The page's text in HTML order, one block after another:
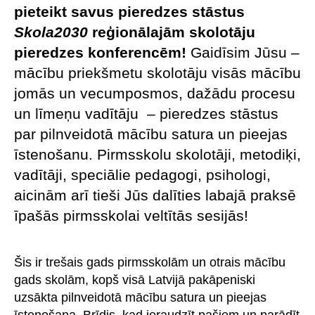
pieteikt savus pieredzes stāstus
Skola2030 reģionālajām skolotāju
pieredzes konferencēm! Gaidīsim Jūsu –
mācību priekšmetu skolotāju visās mācību
jomās un vecumposmos, dažādu procesu
un līmeņu vadītāju – pieredzes stāstus
par pilnveidotā mācību satura un pieejas
īstenošanu. Pirmsskolu skolotāji, metodiķi,
vadītāji, speciālie pedagogi, psihologi,
aicinām arī tieši Jūs dalīties labajā praksē
īpašās pirmsskolai veltītās sesijās!
Šis ir trešais gads pirmsskolām un otrais mācību
gads skolām, kopš visā Latvijā pakāpeniski
uzsākta pilnveidotā mācību satura un pieejas